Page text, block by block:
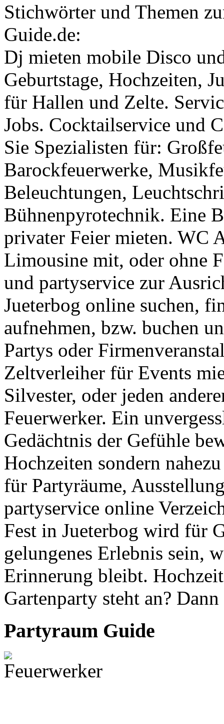
Stichwörter und Themen
Guide.de:
Dj mieten mobile Disco
Geburtstage, Hochzeiten,
für Hallen und Zelte.
Jobs. Cocktailservice und
Sie Spezialisten für:
Barockfeuerwerke,
Beleuchtungen,
Bühnenpyrotechnik. Eine
privater Feier mieten. WC
Limousine mit, oder ohne
und partyservice zur
Jueterbog online suchen,
aufnehmen, bzw. buchen
Partys oder
Zeltverleiher für Events
Silvester, oder jeden
Feuerwerker. Ein
Gedächtnis der Gefühle
Hochzeiten sondern
für Partyräume,
partyservice online
Fest in Jueterbog wird für
gelungenes Erlebnis sein,
Erinnerung bleibt.
Gartenparty steht an?
Partyraum Guide